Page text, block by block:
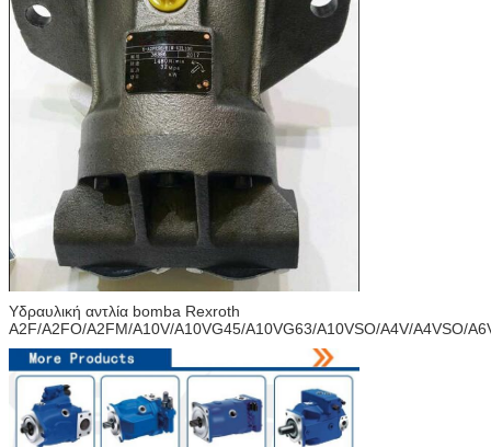
Υδραυλική αντλία bomba Rexroth
A2F/A2FO/A2FM/A10V/A10VG45/A10VG63/A10VSO/A4V/A4VSO/